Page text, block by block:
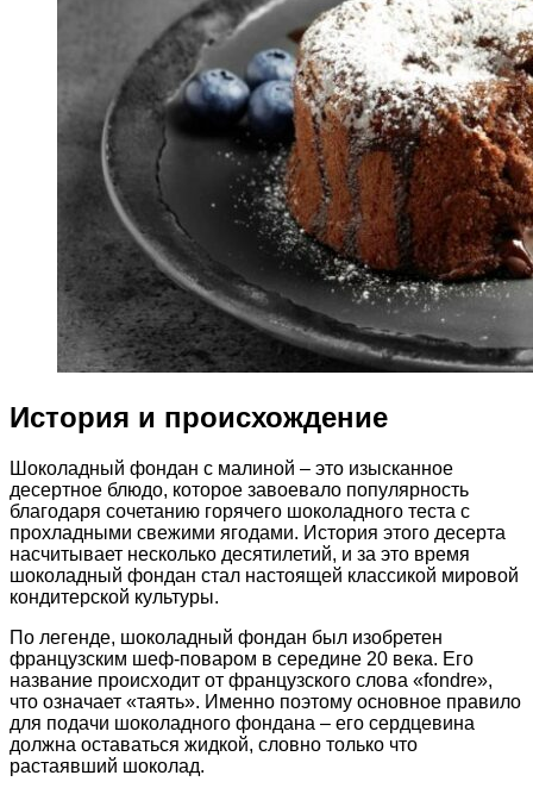
История и происхождение
Шоколадный фондан с малиной – это изысканное
десертное блюдо, которое завоевало популярность
благодаря сочетанию горячего шоколадного теста с
прохладными свежими ягодами. История этого десерта
насчитывает несколько десятилетий, и за это время
шоколадный фондан стал настоящей классикой мировой
кондитерской культуры.
По легенде, шоколадный фондан был изобретен
французским шеф-поваром в середине 20 века. Его
название происходит от французского слова «fondre»,
что означает «таять». Именно поэтому основное правило
для подачи шоколадного фондана – его сердцевина
должна оставаться жидкой, словно только что
растаявший шоколад.